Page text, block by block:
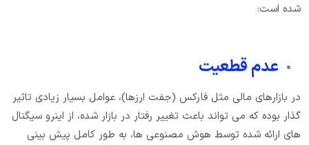
شده است:
عدم قطعیت
در بازارهای مالی مثل فارکس (جفت ارزها)، عوامل بسیار زیادی تاثیر
گذار بوده که می تواند باعث تغییر رفتار در بازار شده، از اینرو سیگنال
های ارائه شده توسط هوش مصنوعی ها، به طور کامل پیش بینی